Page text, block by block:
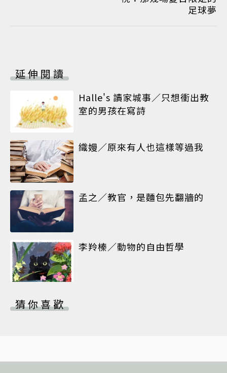
足球夢
延伸閱讀
Halle's 讀家城事／只想衝出教
室的男孩在寫詩
織嫚／原來有人也這樣等過我
孟之／教官，是麵包先翻牆的
李羚榛／動物的自由哲學
猜你喜歡